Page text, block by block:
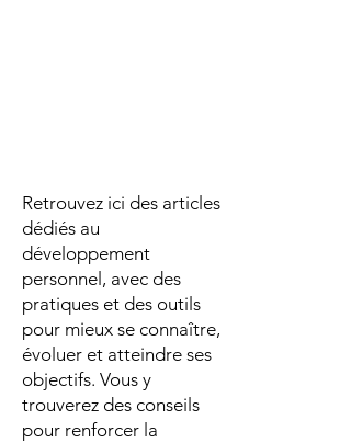
Retrouvez ici des articles
dédiés au
développement
personnel, avec des
pratiques et des outils
pour mieux se connaître,
évoluer et atteindre ses
objectifs. Vous y
trouverez des conseils
pour renforcer la